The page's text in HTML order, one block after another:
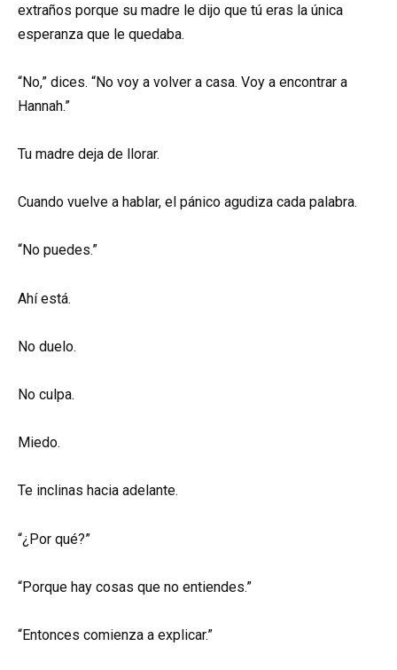
extraños porque su madre le dijo que tú eras la única
esperanza que le quedaba.
“No,” dices. “No voy a volver a casa. Voy a encontrar a
Hannah.”
Tu madre deja de llorar.
Cuando vuelve a hablar, el pánico agudiza cada palabra.
“No puedes.”
Ahí está.
No duelo.
No culpa.
Miedo.
Te inclinas hacia adelante.
“¿Por qué?”
“Porque hay cosas que no entiendes.”
“Entonces comienza a explicar.”